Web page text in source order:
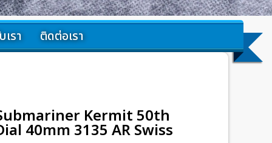
เรา ติดต่อเรา
Kermit 50th
40mm 3135 AR Swiss